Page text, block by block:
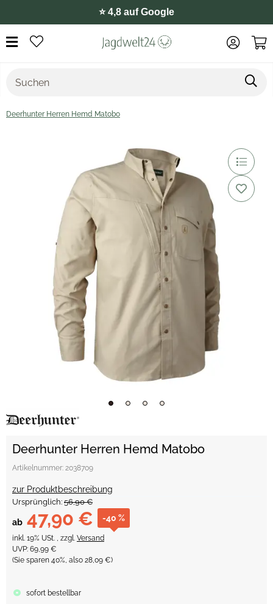
⭐️ 4,8 auf Google
Deerhunter Herren Hemd Matobo
Deerhunter Herren Hemd Matobo
Artikelnummer: 2038709
zur Produktbeschreibung
Ursprünglich: 56,90 €
ab 47,90 € -40 %
inkl. 19% USt. , zzgl. Versand
UVP: 69,99 €
(Sie sparen 40%, also 28,09 €)
sofort bestellbar